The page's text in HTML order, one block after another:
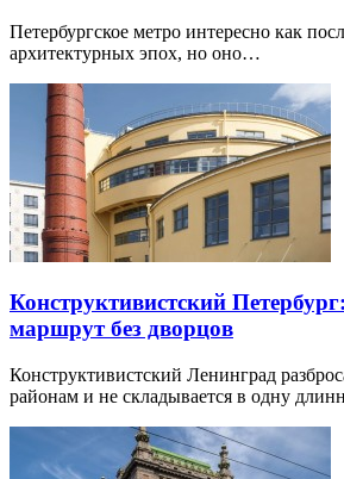
Петербургское метро интересно как
архитектурных эпох, но оно…
Конструктивистский
маршрут без дворцов
Конструктивистский Ленинград
районам и не складывается в одну